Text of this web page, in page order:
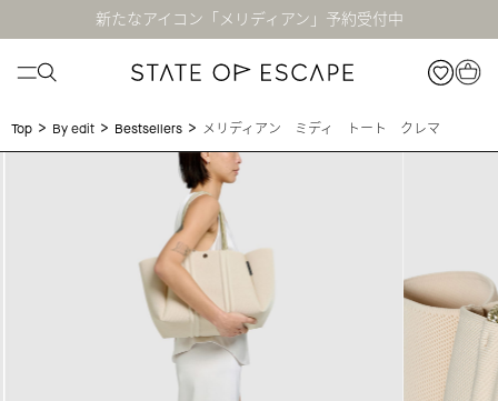
新たなアイコン「メリディアン」予約受付中
Top > By edit > Bestsellers > メリディアン ミディ トート クレマ